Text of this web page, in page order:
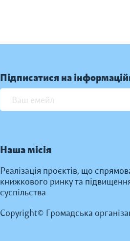
Підписатися на
Наша місія
Реалізація проєктів, що
книжкового ринку та
суспільства
Copyright© Громадська